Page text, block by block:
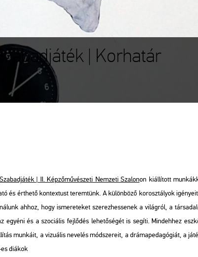
| Korhatár
Sza­bad­já­ték | II. Kép­ző­mű­vé­sze­ti Nem­ze­ti Sza­lonon ki­ál­lí­tott
és ért­he­tő kon­tex­tust te­rem­tünk. A kü­lön­bö­ző kor­osz­tá­lyok
ahhoz, hogy is­me­re­te­ket sze­rez­hes­se­nek a vi­lág­ról, a
és a szo­ci­á­lis fej­lő­dés le­he­tő­sé­gét is se­gí­ti. Mind­eh­hez
mun­ká­it, a vi­zu­á­lis ne­ve­lés mód­sze­re­it, a drá­ma­pe­da­gó­gi­át, a
di­á­kok